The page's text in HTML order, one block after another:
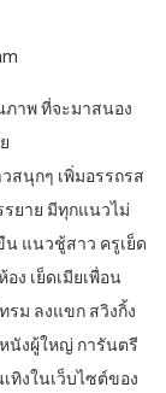
ภาพ ที่จะมาสนอง
วสนุกๆ เพิ่มอรรถรส
ยาย มีทุกแนวไม่
แนวชู้สาว ครูเย็ด
ง เย็ดเมียเพื่อน
รม ลงแขก สวิงกิ้ง
นังผู้ใหญ่ การันตรี
ทิงในเว็บไซต์ของ